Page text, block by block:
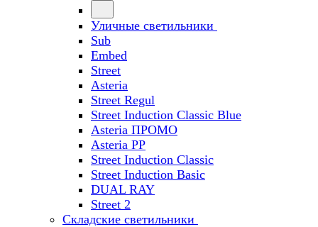
Уличные светильники
Sub
Embed
Street
Asteria
Street Regul
Street Induction Classic Blue
Asteria ПРОМО
Asteria PP
Street Induction Classic
Street Induction Basic
DUAL RAY
Street 2
Складские светильники